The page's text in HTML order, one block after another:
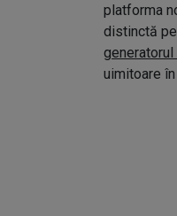
platforma
distinctă
uimitoare